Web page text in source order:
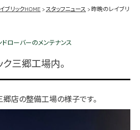
ブリックHOME スタッフニュース
昨晩のレイブリ
ドローバーのメンテナンス
三郷工場内。
郷店の整備工場の様子です。